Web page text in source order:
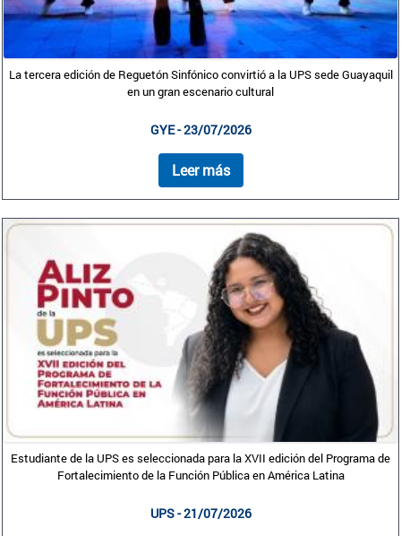
La tercera edición de Reguetón Sinfónico convirtió a la UPS sede Guayaquil
en un gran escenario cultural
GYE - 23/07/2026
Leer más
Estudiante de la UPS es seleccionada para la XVII edición del Programa de
Fortalecimiento de la Función Pública en América Latina
UPS - 21/07/2026